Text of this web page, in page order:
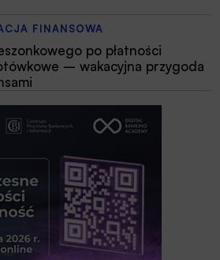
FINANSOWA
po płatności
– wakacyjna przygoda